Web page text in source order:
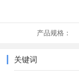
产品规格：
关键词